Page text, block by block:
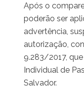
Após o
poderão ser
advertência,
autorização,
9.283/2017,
Individual de
Salvador.